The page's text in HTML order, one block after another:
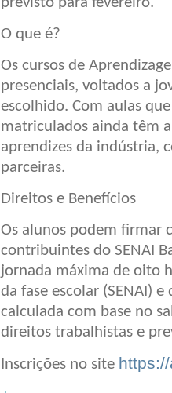
O que é?
Os cursos de
presenciais, voltados a
escolhido. Com aulas
matriculados ainda têm
aprendizes da indústria,
parceiras.
Direitos e Benefícios
Os alunos podem firmar
contribuintes do SENAI
jornada máxima de oito
da fase escolar (SENAI)
calculada com base no
direitos trabalhistas e
Inscrições no site